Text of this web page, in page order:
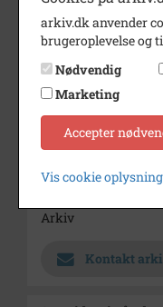
Fotograf
Størrelse
Materiale
Se på kort
Type
Enhed
Arkiv
Kontakt
arkiv.dk anvender
brugeroplevelse og
Nødvendig
Marketing
Accepter
Vis cookie